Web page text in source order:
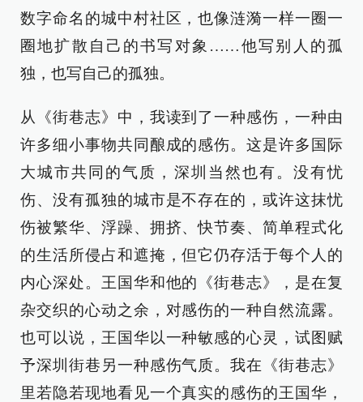
数字命名的城中村社区，也像涟漪一样一圈一
圈地扩散自己的书写对象……他写别人的孤
独，也写自己的孤独。
从《街巷志》中，我读到了一种感伤，一种由
许多细小事物共同酿成的感伤。这是许多国际
大城市共同的气质，深圳当然也有。没有忧
伤、没有孤独的城市是不存在的，或许这抹忧
伤被繁华、浮躁、拥挤、快节奏、简单程式化
的生活所侵占和遮掩，但它仍存活于每个人的
内心深处。王国华和他的《街巷志》，是在复
杂交织的心动之余，对感伤的一种自然流露。
也可以说，王国华以一种敏感的心灵，试图赋
予深圳街巷另一种感伤气质。我在《街巷志》
里若隐若现地看见一个真实的感伤的王国华，